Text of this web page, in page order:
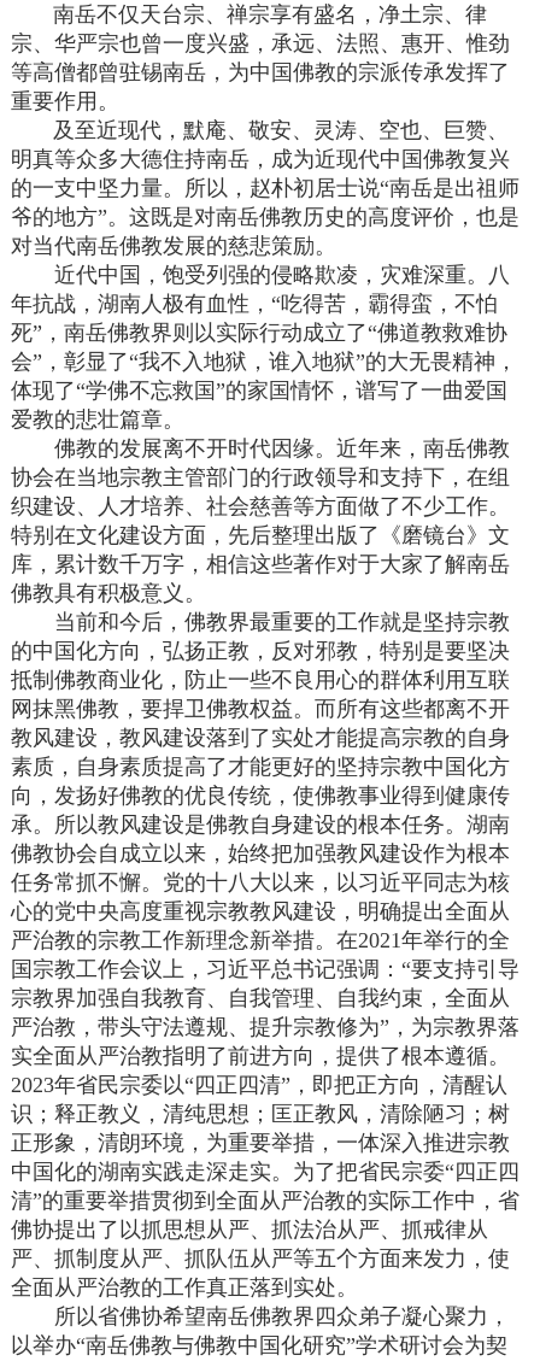
南岳不仅天台宗、禅宗享有盛名，净土宗、律
宗、华严宗也曾一度兴盛，承远、法照、惠开、惟劲
等高僧都曾驻锡南岳，为中国佛教的宗派传承发挥了
重要作用。
及至近现代，默庵、敬安、灵涛、空也、巨赞、
明真等众多大德住持南岳，成为近现代中国佛教复兴
的一支中坚力量。所以，赵朴初居士说“南岳是出祖师
爷的地方”。这既是对南岳佛教历史的高度评价，也是
对当代南岳佛教发展的慈悲策励。
近代中国，饱受列强的侵略欺凌，灾难深重。八
年抗战，湖南人极有血性，“吃得苦，霸得蛮，不怕
死”，南岳佛教界则以实际行动成立了“佛道教救难协
会”，彰显了“我不入地狱，谁入地狱”的大无畏精神，
体现了“学佛不忘救国”的家国情怀，谱写了一曲爱国
爱教的悲壮篇章。
佛教的发展离不开时代因缘。近年来，南岳佛教
协会在当地宗教主管部门的行政领导和支持下，在组
织建设、人才培养、社会慈善等方面做了不少工作。
特别在文化建设方面，先后整理出版了《磨镜台》文
库，累计数千万字，相信这些著作对于大家了解南岳
佛教具有积极意义。
当前和今后，佛教界最重要的工作就是坚持宗教
的中国化方向，弘扬正教，反对邪教，特别是要坚决
抵制佛教商业化，防止一些不良用心的群体利用互联
网抹黑佛教，要捍卫佛教权益。而所有这些都离不开
教风建设，教风建设落到了实处才能提高宗教的自身
素质，自身素质提高了才能更好的坚持宗教中国化方
向，发扬好佛教的优良传统，使佛教事业得到健康传
承。所以教风建设是佛教自身建设的根本任务。湖南
佛教协会自成立以来，始终把加强教风建设作为根本
任务常抓不懈。党的十八大以来，以习近平同志为核
心的党中央高度重视宗教教风建设，明确提出全面从
严治教的宗教工作新理念新举措。在2021年举行的全
国宗教工作会议上，习近平总书记强调：“要支持引导
宗教界加强自我教育、自我管理、自我约束，全面从
严治教，带头守法遵规、提升宗教修为”，为宗教界落
实全面从严治教指明了前进方向，提供了根本遵循。
2023年省民宗委以“四正四清”，即把正方向，清醒认
识；释正教义，清纯思想；匡正教风，清除陋习；树
正形象，清朗环境，为重要举措，一体深入推进宗教
中国化的湖南实践走深走实。为了把省民宗委“四正四
清”的重要举措贯彻到全面从严治教的实际工作中，省
佛协提出了以抓思想从严、抓法治从严、抓戒律从
严、抓制度从严、抓队伍从严等五个方面来发力，使
全面从严治教的工作真正落到实处。
所以省佛协希望南岳佛教界四众弟子凝心聚力，
以举办“南岳佛教与佛教中国化研究”学术研讨会为契